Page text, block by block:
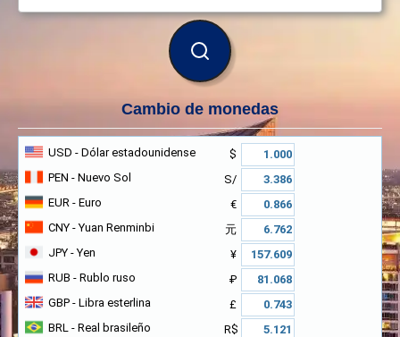
BUSCAR
Cambio de monedas
USD - Dólar estadounidense
$
PEN - Nuevo Sol
S/
EUR - Euro
€
CNY - Yuan Renminbi
元
JPY - Yen
¥
RUB - Rublo ruso
₽
GBP - Libra esterlina
£
BRL - Real brasileño
R$